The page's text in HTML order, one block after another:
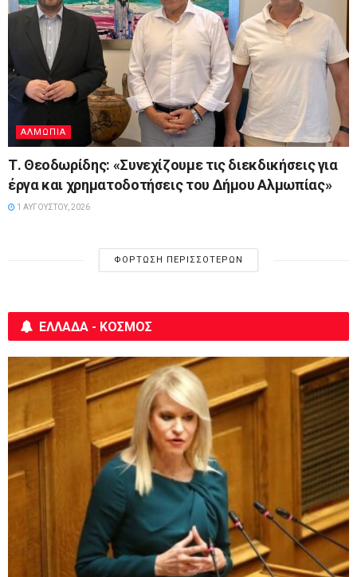
ΑΛΜΩΠΊΑ
Τ. Θεοδωρίδης: «Συνεχίζουμε τις διεκδικήσεις για
έργα και χρηματοδοτήσεις του Δήμου Αλμωπίας»
1 ΑΥΓΟΎΣΤΟΥ, 2026
ΦΌΡΤΩΣΗ ΠΕΡΙΣΣΌΤΕΡΩΝ
ΕΛΛΑΔΑ - ΚΟΣΜΟΣ